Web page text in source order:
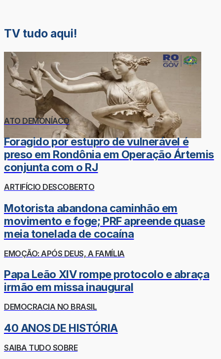
TV tudo aqui!
ATO DEMONÍACO
Foragido por estupro de vulnerável é
preso em Rondônia em Operação Ártemis
conjunta com o RJ
ARTIFÍCIO DESCOBERTO
Motorista abandona caminhão em
movimento e foge; PRF apreende quase
meia tonelada de cocaína
EMOÇÃO: APÓS DEUS, A FAMÍLIA
Papa Leão XIV rompe protocolo e abraça
irmão em missa inaugural
DEMOCRACIA NO BRASIL
40 ANOS DE HISTÓRIA
SAIBA TUDO SOBRE